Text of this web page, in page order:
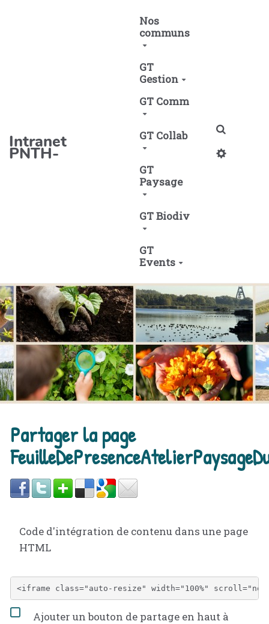
Aller au contenu principal
Intranet
PNTH-
Nos
communs
GT
Gestion
GT Comm
GT Collab
GT
Paysage
GT Biodiv
GT
Events
Partager la page
Code d'intégration de contenu dans une page
HTML
Ajouter un bouton de partage en haut à